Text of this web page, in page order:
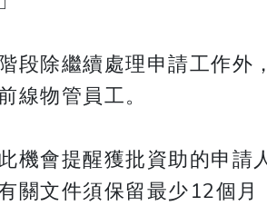
段除繼續處理申請工作外
線物管員工。
機會提醒獲批資助的申請
關文件須保留最少12個月